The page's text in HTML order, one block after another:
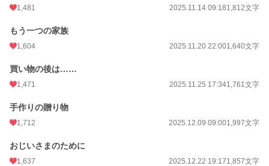
1,481 2025.11.14 09:181,812文字
もう一つの家族
1,604 2025.11.20 22:001,640文字
買い物の後は……
1,471 2025.11.25 17:341,761文字
手作りの贈り物
1,712 2025.12.09 09:001,997文字
おじいさまのために
1,637 2025.12.22 19:171,857文字